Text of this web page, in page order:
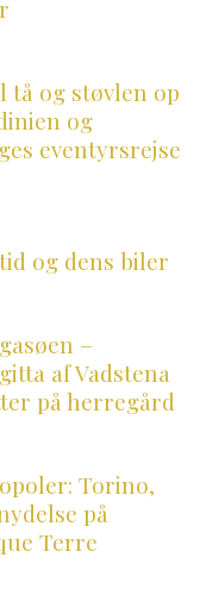
og støvlen op
og
eventyrsrejse
og dens biler
–
af Vadstena
på herregård
Torino,
på
Terre